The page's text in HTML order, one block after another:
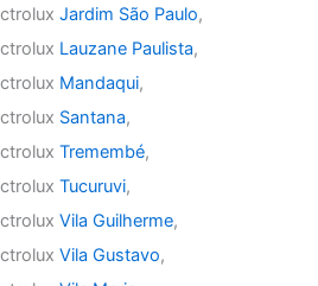
Jardim São Paulo,
Lauzane Paulista,
Mandaqui,
Santana,
Tremembé,
Tucuruvi,
Vila Guilherme,
Vila Gustavo,